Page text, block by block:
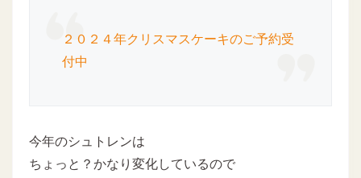
２０２４年クリスマスケーキのご予約受
付中
今年のシュトレンは
ちょっと？かなり変化しているので